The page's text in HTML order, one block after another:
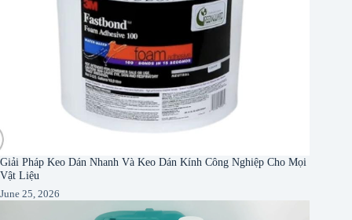
Giải Pháp Keo Dán Nhanh Và Keo Dán Kính Công Nghiệp Cho Mọi
Vật Liệu
June 25, 2026